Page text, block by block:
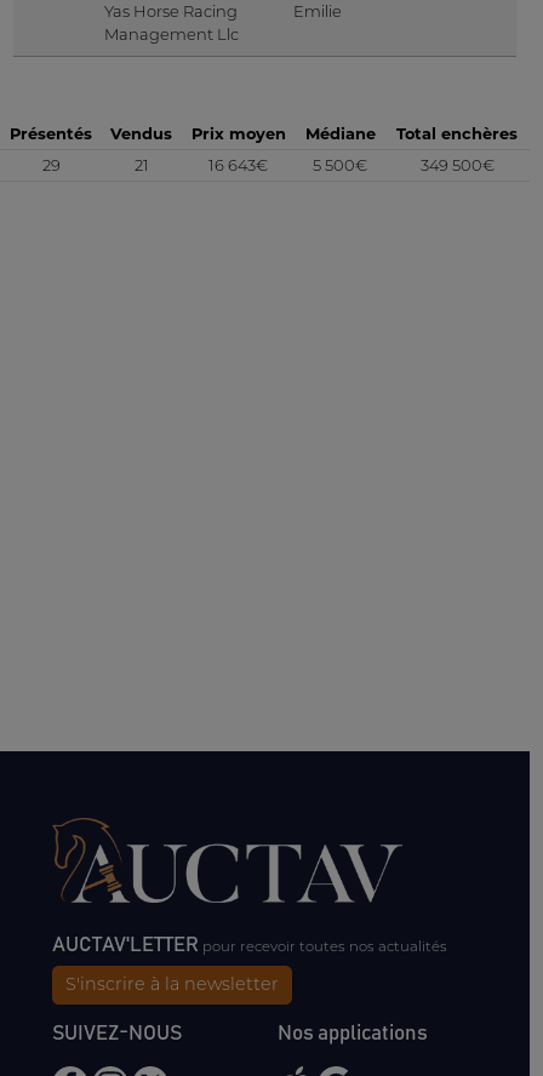
Yas Horse Racing
Management Llc
Emilie
Présentés Vendus Prix moyen Médiane
Total enchères
29
21 16 643€ 5 500€ 349 500€
AUCTAV'LETTER pour recevoir toutes nos actualités
S'inscrire à la newsletter
SUIVEZ-NOUS Nos applications